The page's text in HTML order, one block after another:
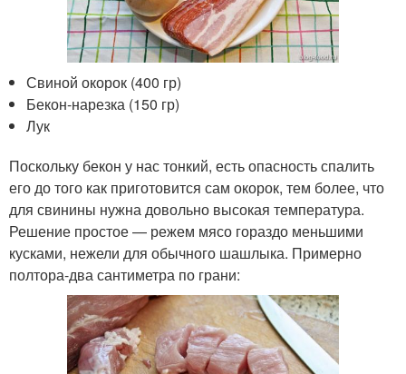
Свиной окорок (400 гр)
Бекон-нарезка (150 гр)
Лук
Поскольку бекон у нас тонкий, есть опасность спалить
его до того как приготовится сам окорок, тем более, что
для свинины нужна довольно высокая температура.
Решение простое — режем мясо гораздо меньшими
кусками, нежели для обычного шашлыка. Примерно
полтора-два сантиметра по грани: